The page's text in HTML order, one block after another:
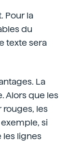
Pour la
du
texte sera
La
Alors que les
rouges, les
si
les lignes